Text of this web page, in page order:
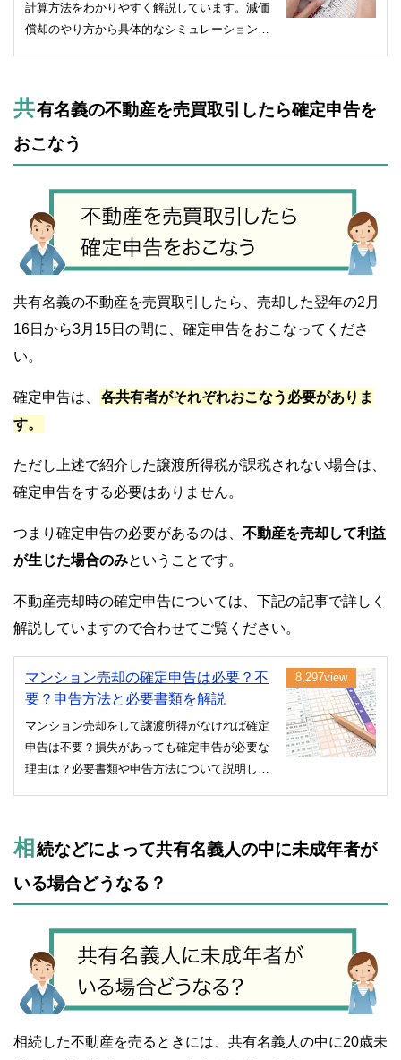
計算方法をわかりやすく解説しています。減価
償却のやり方から具体的なシミュレーション
さい。
共有名義の不動産を売買取引したら確定申告を
おこなう
共有名義の不動産を売買取引したら、売却した翌年の2月
16日から3月15日の間に、確定申告をおこなってくださ
い。
確定申告は、
各共有者がそれぞれおこなう必要がありま
す。
ただし上述で紹介した譲渡所得税が課税されない場合は、
確定申告をする必要はありません。
つまり確定申告の必要があるのは、 不動産を売却して利益
が生じた場合のみということです。
不動産売却時の確定申告については、下記の記事で詳しく
解説していますので合わせてご覧ください。
マンション売却の確定申告は必要？不
要？申告方法と必要書類を解説
マンション売却をして譲渡所得がなければ確定
申告は不要？損失があっても確定申告が必要な
理由は？必要書類や申告方法について説明して
8,297view
相 続などによって共有名義人の中に未成年者が
いる場合どうなる？
相続した不動産を売るときには、共有名義人の中に20歳未